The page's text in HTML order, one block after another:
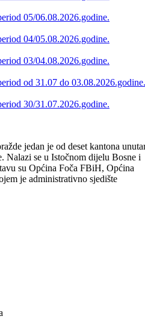
06/07.08.2026.godine.
05/06.08.2026.godine.
04/05.08.2026.godine.
03/04.08.2026.godine.